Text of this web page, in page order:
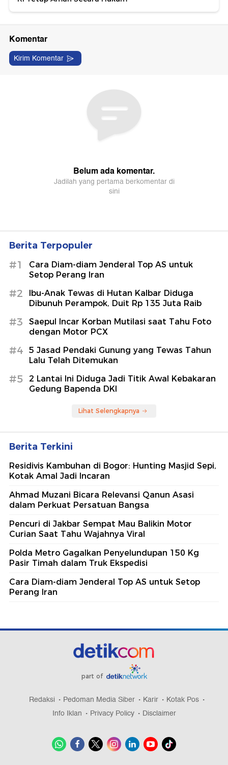
Berita Terpopuler
#1
Cara Diam-diam Jenderal Top AS untuk
Setop Perang Iran
#2
Ibu-Anak Tewas di Hutan Kalbar Diduga
Dibunuh Perampok, Duit Rp 135 Juta Raib
#3
Saepul Incar Korban Mutilasi saat Tahu Foto
dengan Motor PCX
#4
5 Jasad Pendaki Gunung yang Tewas Tahun
Lalu Telah Ditemukan
#5
2 Lantai Ini Diduga Jadi Titik Awal Kebakaran
Gedung Bapenda DKI
Lihat Selengkapnya
Berita Terkini
Residivis Kambuhan di Bogor: Hunting Masjid Sepi,
Kotak Amal Jadi Incaran
Ahmad Muzani Bicara Relevansi Qanun Asasi
dalam Perkuat Persatuan Bangsa
Pencuri di Jakbar Sempat Mau Balikin Motor
Curian Saat Tahu Wajahnya Viral
Polda Metro Gagalkan Penyelundupan 150 Kg
Pasir Timah dalam Truk Ekspedisi
Cara Diam-diam Jenderal Top AS untuk Setop
Perang Iran
part of
Redaksi Pedoman Media Siber Karir
Kotak Pos
Info Iklan
Privacy Policy Disclaimer